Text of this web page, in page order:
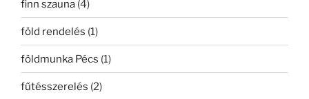
finn szauna (4)
föld rendelés (1)
földmunka Pécs (1)
fűtésszerelés (2)